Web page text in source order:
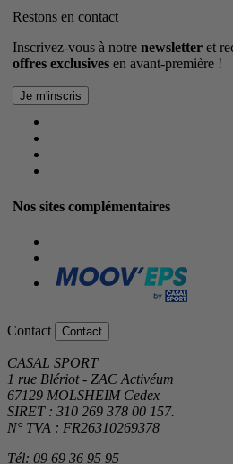
Restons en contact
Inscrivez-vous à notre newsletter et
offres exclusives en avant-première !
Nos sites complémentaires
Contact Contact
CASAL SPORT
1 rue Blériot - ZAC Activéum
67129 MOLSHEIM Cedex
SIRET : 310 269 378 00 157.
N° TVA : FR26310269378
Tél: 09 69 36 95 95